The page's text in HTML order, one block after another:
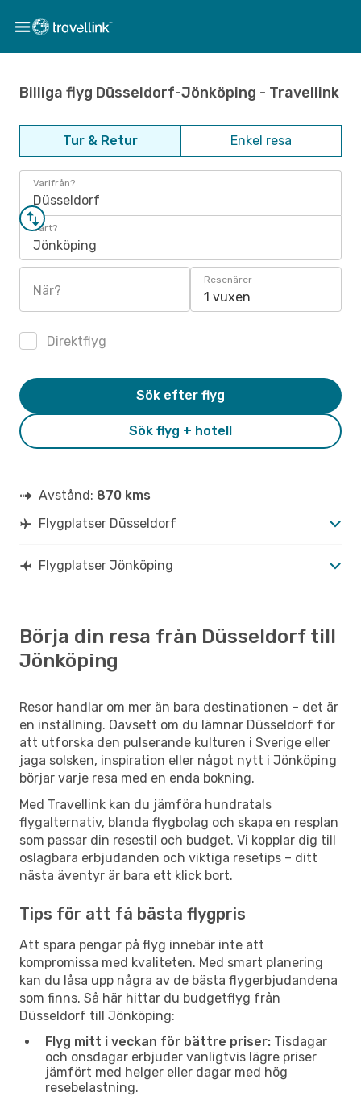
Billiga flyg Düsseldorf-Jönköping - Travellink
Tur & Retur Enkel resa
Varifrån?
Düsseldorf
Vart?
Jönköping
När?
Resenärer
1 vuxen
Direktflyg
Sök flyg + hotell
Sök efter flyg
Avstånd: 870 kms
Flygplatser Düsseldorf
Flygplatser Jönköping
Börja din resa från Düsseldorf till
Jönköping
Resor handlar om mer än bara destinationen – det är
en inställning. Oavsett om du lämnar Düsseldorf för
att utforska den pulserande kulturen i Sverige eller
jaga solsken, inspiration eller något nytt i Jönköping
börjar varje resa med en enda bokning.
Med Travellink kan du jämföra hundratals
flygalternativ, blanda flygbolag och skapa en resplan
som passar din resestil och budget. Vi kopplar dig till
oslagbara erbjudanden och viktiga resetips – ditt
nästa äventyr är bara ett klick bort.
Tips för att få bästa flygpris
Att spara pengar på flyg innebär inte att
kompromissa med kvaliteten. Med smart planering
kan du låsa upp några av de bästa flygerbjudandena
som finns. Så här hittar du budgetflyg från
Düsseldorf till Jönköping:
Flyg mitt i veckan för bättre priser: Tisdagar
och onsdagar erbjuder vanligtvis lägre priser
jämfört med helger eller dagar med hög
resebelastning.